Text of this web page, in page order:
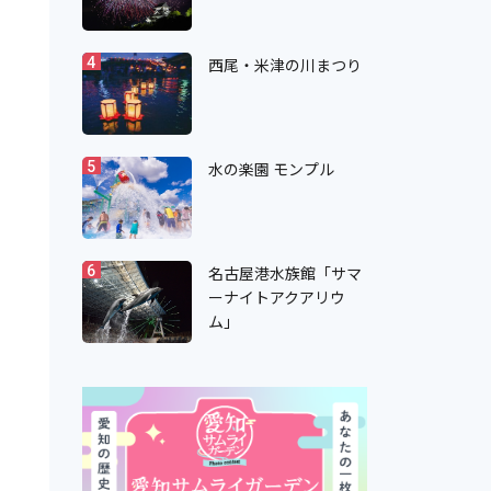
4 西尾・米津の川まつり
5 水の楽園 モンプル
6
名古屋港水族館「サマ
ーナイトアクアリウ
ム」